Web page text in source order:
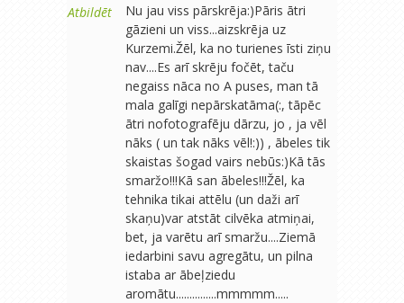
Atbildēt
Nu jau viss pārskrēja:)Pāris ātri
gāzieni un viss...aizskrēja uz
Kurzemi.Žēl, ka no turienes īsti ziņu
nav....Es arī skrēju fočēt, taču
negaiss nāca no A puses, man tā
mala galīgi nepārskatāma(:, tāpēc
ātri nofotografēju dārzu, jo , ja vēl
nāks ( un tak nāks vēl!:)) , ābeles tik
skaistas šogad vairs nebūs:)Kā tās
smaržo!!!Kā san ābeles!!!Žēl, ka
tehnika tikai attēlu (un daži arī
skaņu)var atstāt cilvēka atmiņai,
bet, ja varētu arī smaržu....Ziemā
iedarbini savu agregātu, un pilna
istaba ar ābeļziedu
aromātu...............mmmmm.....